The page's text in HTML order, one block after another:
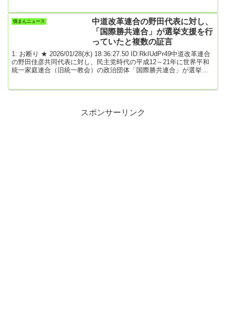
数はロシアより少ないものの依然として大きな損失を出している。
ドナルド・トランプ米大統領は戦争を好んでいない。戦争は金の無
駄、命の無駄で、戦争を終わ...
憤まんニュース
中道改革連合の野田代表に対し、
「国際勝共連合」が選挙支援を行
っていたと複数の証言
1: お断り ★ 2026/01/28(水) 18:36:27.50 ID:RkIUdPr49中道改革連合
の野田佳彦共同代表に対し、民主党時代の平成12～21年に世界平和
統一家庭連合（旧統一教会）の政治団体「国際勝共連合」が選挙支
者によると、羽田内閣...スポンサーリンク